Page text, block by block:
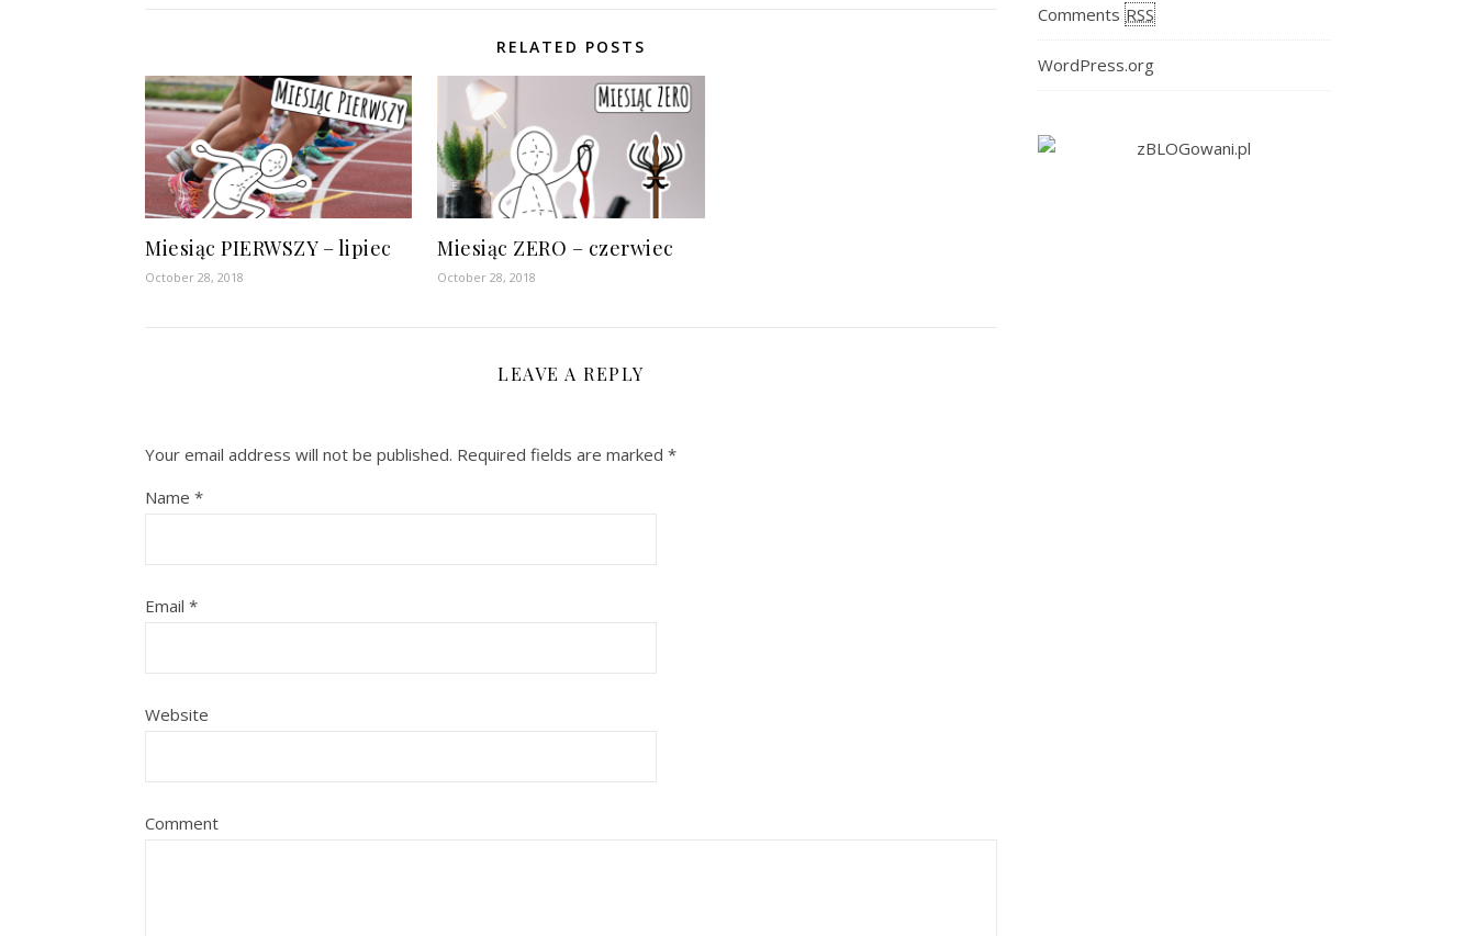
RELATED POSTS
Miesiąc PIERWSZY – lipiec
October 28, 2018
Miesiąc ZERO – czerwiec
October 28, 2018
LEAVE A REPLY
Your email address will not be published. Required fields are marked *
Name *
Email *
Website
Comment
Comments RSS
WordPress.org